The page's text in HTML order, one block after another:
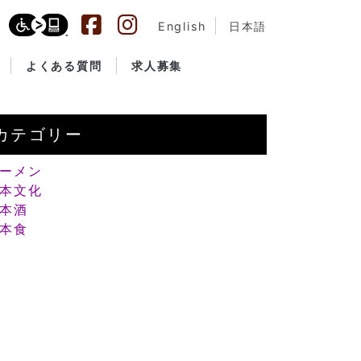
English 日本語
よくある質問 求人募集
テゴリー
メン
文化
酒
食